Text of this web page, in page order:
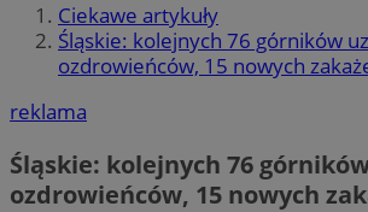
Ciekawe artykuły
Śląskie: kolejnych 76 górników
ozdrowieńców, 15 nowych
reklama
Śląskie: kolejnych 76
ozdrowieńców, 15 nowych